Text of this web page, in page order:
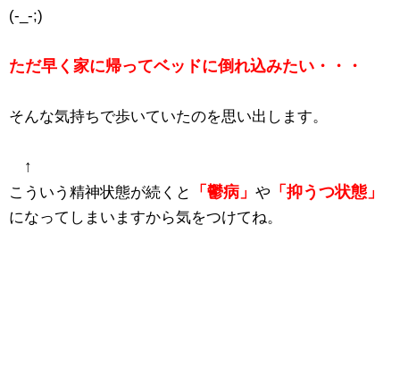
(-_-;)
ただ早く家に帰ってベッドに倒れ込みたい・・・
そんな気持ちで歩いていたのを思い出します。
↑
こういう精神状態が続くと
「鬱病」 や 「抑うつ状態」
になってしまいますから気をつけてね。